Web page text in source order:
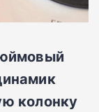
колонку